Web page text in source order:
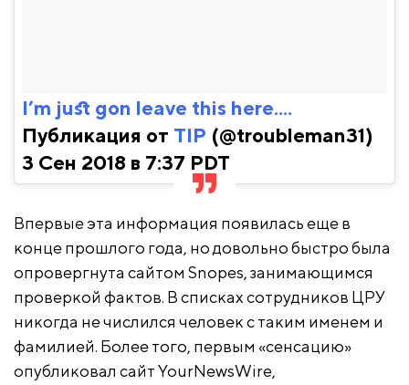
I’m just gon leave this here....
Публикация от TIP (@troubleman31)
3 Сен 2018 в 7:37 PDT
Впервые эта информация появилась еще в
конце прошлого года, но довольно быстро была
опровергнута сайтом Snopes, занимающимся
проверкой фактов. В списках сотрудников ЦРУ
никогда не числился человек с таким именем и
фамилией. Более того, первым «сенсацию»
опубликовал сайт YourNewsWire,